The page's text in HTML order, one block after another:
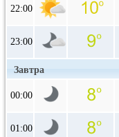
22:00
23:00
Завтра
00:00
01:00